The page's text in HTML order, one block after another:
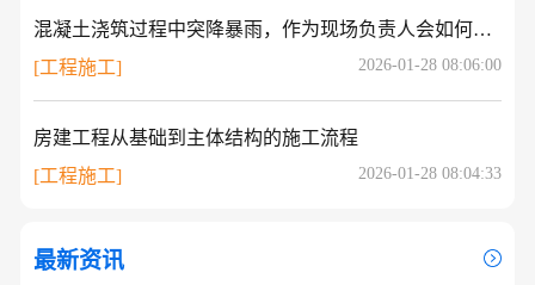
混凝土浇筑过程中突降暴雨，作为现场负责人会如何处理？
[工程施工]
2026-01-28 08:06:00
房建工程从基础到主体结构的施工流程
[工程施工]
2026-01-28 08:04:33
最新资讯